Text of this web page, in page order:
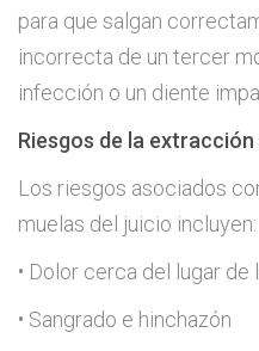
para que salgan
incorrecta de un tercer
infección o un diente
Riesgos de la
Los riesgos asociados
muelas del juicio incluyen:
• Dolor cerca del lugar de
• Sangrado e hinchazón